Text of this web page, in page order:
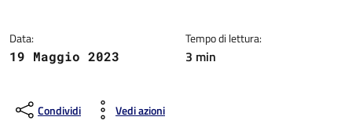
Data:
19 Maggio 2023
Tempo di lettura:
3 min
Condividi Vedi azioni